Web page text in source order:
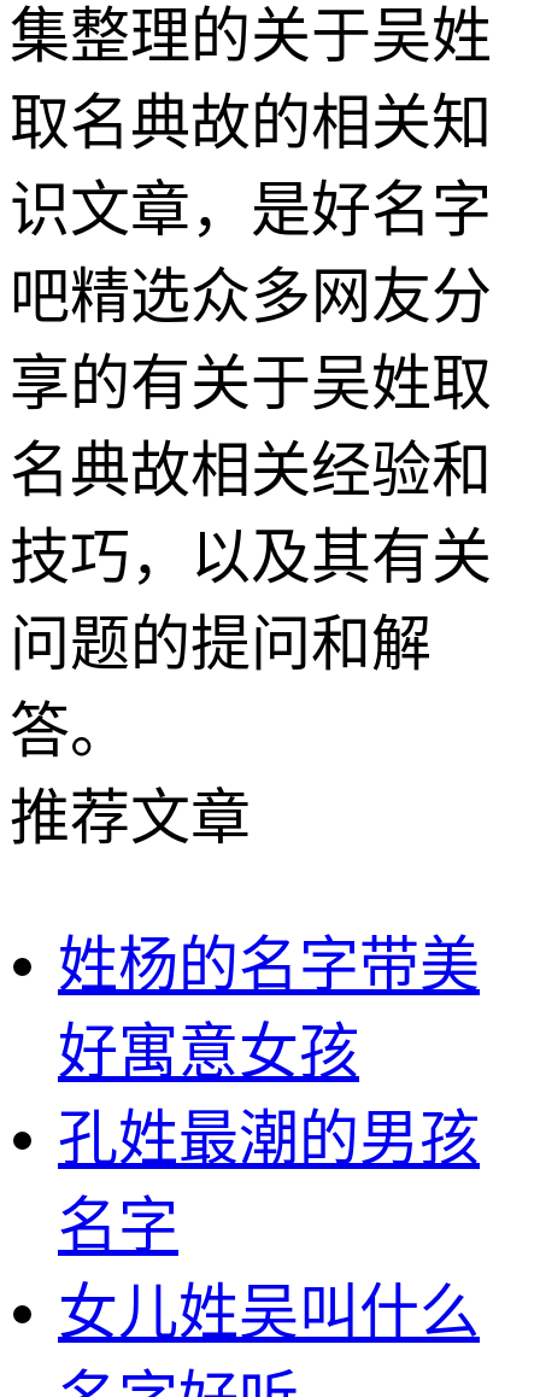
集整理的关于吴姓
取名典故的相关知
识文章，是好名字
吧精选众多网友分
享的有关于吴姓取
名典故相关经验和
技巧，以及其有关
问题的提问和解
答。
推荐文章
姓杨的名字带美
好寓意女孩
孔姓最潮的男孩
名字
女儿姓吴叫什么